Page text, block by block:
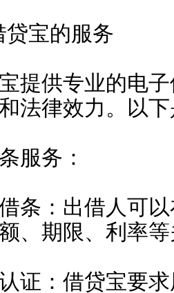
宝的服务
供专业的电子
法律效力。以
务：
：出借人可以
、期限、利率
：借贷宝要求